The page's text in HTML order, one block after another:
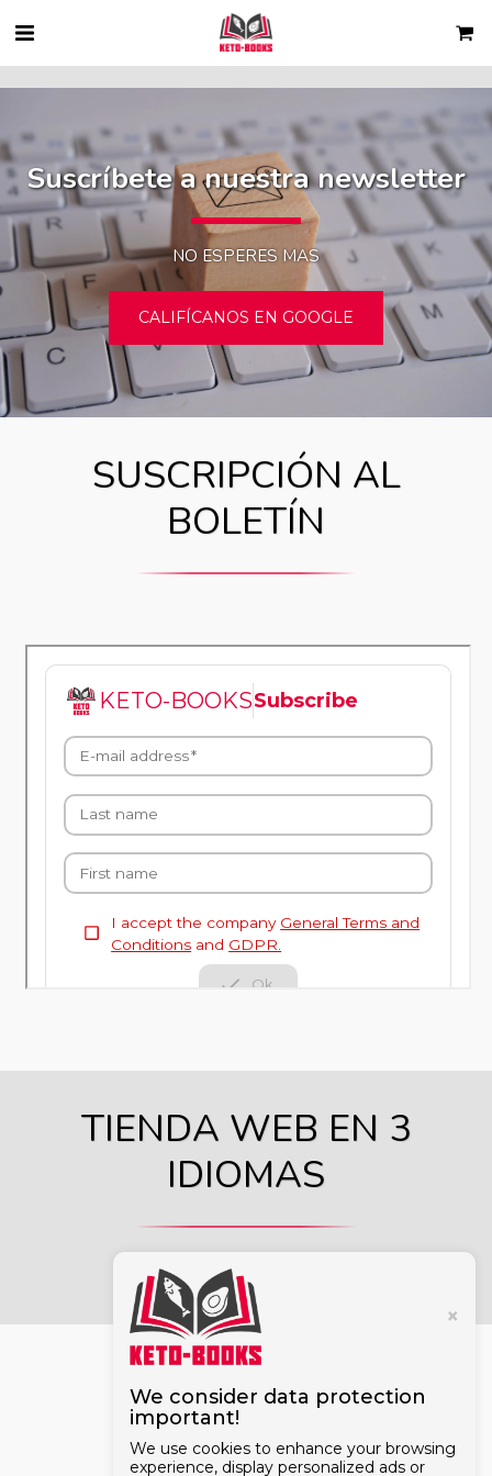
×
We consider data protection
important!
We use cookies to enhance your browsing
experience, display personalized ads or
Suscríbete a nuestra newsletter
NO ESPERES MAS
CALIFÍCANOS EN GOOGLE
SUSCRIPCIÓN AL
BOLETÍN
TIENDA WEB EN 3
IDIOMAS
CONTACTO